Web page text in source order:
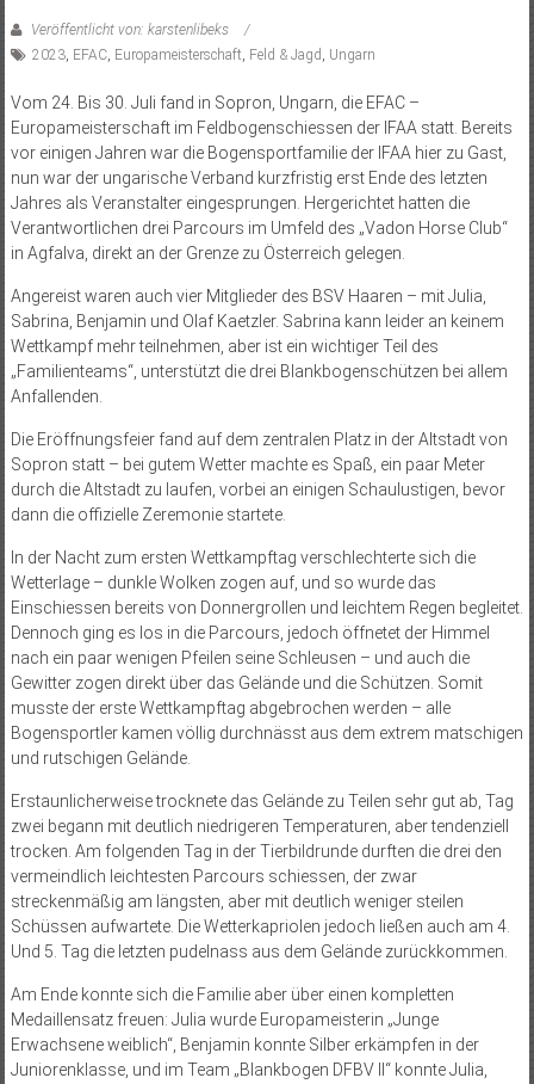
Veröffentlicht von: karstenlibeks
2023, EFAC, Europameisterschaft, Feld & Jagd , Ungarn
Vom 24. Bis 30. Juli fand in Sopron, Ungarn, die EFAC –
Europameisterschaft im Feldbogenschiessen der IFAA statt. Bereits
vor einigen Jahren war die Bogensportfamilie der IFAA hier zu Gast,
nun war der ungarische Verband kurzfristig erst Ende des letzten
Jahres als Veranstalter eingesprungen. Hergerichtet hatten die
Verantwortlichen drei Parcours im Umfeld des „Vadon Horse Club“
in Agfalva, direkt an der Grenze zu Österreich gelegen.
Angereist waren auch vier Mitglieder des BSV Haaren – mit Julia,
Sabrina, Benjamin und Olaf Kaetzler. Sabrina kann leider an keinem
Wettkampf mehr teilnehmen, aber ist ein wichtiger Teil des
„Familienteams“, unterstützt die drei Blankbogenschützen bei allem
Anfallenden.
Die Eröffnungsfeier fand auf dem zentralen Platz in der Altstadt von
Sopron statt – bei gutem Wetter machte es Spaß, ein paar Meter
durch die Altstadt zu laufen, vorbei an einigen Schaulustigen, bevor
dann die offizielle Zeremonie startete.
In der Nacht zum ersten Wettkampftag verschlechterte sich die
Wetterlage – dunkle Wolken zogen auf, und so wurde das
Einschiessen bereits von Donnergrollen und leichtem Regen begleitet.
Dennoch ging es los in die Parcours, jedoch öffnetet der Himmel
nach ein paar wenigen Pfeilen seine Schleusen – und auch die
Gewitter zogen direkt über das Gelände und die Schützen. Somit
musste der erste Wettkampftag abgebrochen werden – alle
Bogensportler kamen völlig durchnässt aus dem extrem matschigen
und rutschigen Gelände.
Erstaunlicherweise trocknete das Gelände zu Teilen sehr gut ab, Tag
zwei begann mit deutlich niedrigeren Temperaturen, aber tendenziell
trocken. Am folgenden Tag in der Tierbildrunde durften die drei den
vermeindlich leichtesten Parcours schiessen, der zwar
streckenmäßig am längsten, aber mit deutlich weniger steilen
Schüssen aufwartete. Die Wetterkapriolen jedoch ließen auch am 4.
Und 5. Tag die letzten pudelnass aus dem Gelände zurückkommen.
Am Ende konnte sich die Familie aber über einen kompletten
Medaillensatz freuen: Julia wurde Europameisterin „Junge
Erwachsene weiblich“, Benjamin konnte Silber erkämpfen in der
Juniorenklasse, und im Team „Blankbogen DFBV II“ konnte Julia,